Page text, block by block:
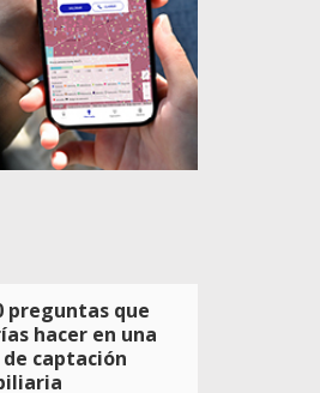
preguntas que
hacer en una
captación